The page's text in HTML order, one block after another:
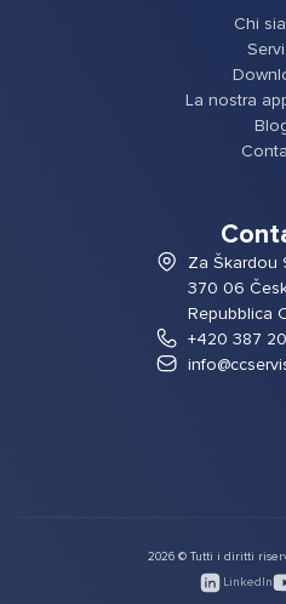
Chi
La nostra
Za Škardou
370 06
Repubblica
+420 387
2026 © Tutti i diritti
LinkedIn